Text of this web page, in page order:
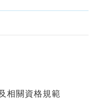
相關資格規範